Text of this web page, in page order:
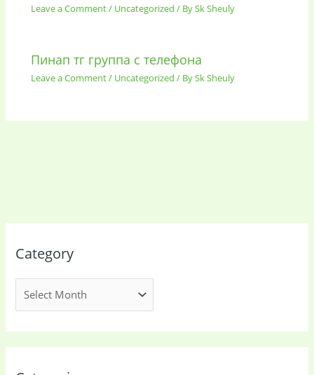
Category
Leave a Comment/ Uncategorized / BySk Sheuly
Пинап тг группа с телефона
Leave a Comment/ Uncategorized / BySk Sheuly